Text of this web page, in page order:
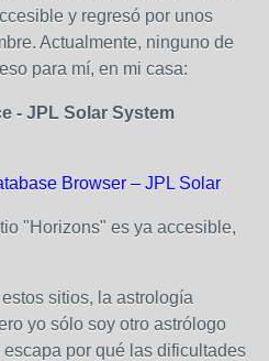
y regresó por unos
Actualmente, ninguno de
para mí, en mi casa:
- JPL Solar System
Browser – JPL Solar
"Horizons" es ya accesible,
sitios, la astrología
yo sólo soy otro astrólogo
por qué las dificultades